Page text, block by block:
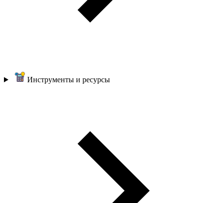
Инструменты и ресурсы